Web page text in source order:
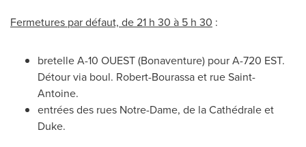
Fermetures par défaut, de 21 h 30 à 5 h 30 :
bretelle A-10 OUEST (Bonaventure) pour A-720 EST.
Détour via boul. Robert-Bourassa et rueSaint-
Antoine.
entrées des rues Notre-Dame, de la Cathédrale et
Duke.